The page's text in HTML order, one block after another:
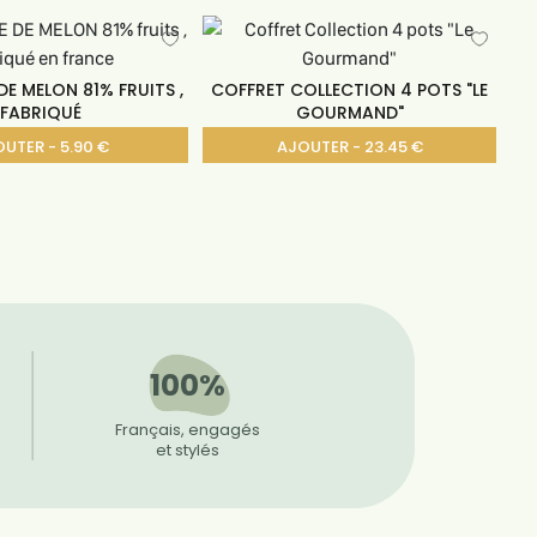
MELON 81% FRUITS ,
FABRIQUÉ
- 5.90 €
COFFRET COLLECTION 4 POTS "LE
GOURMAND"
AJOUTER - 23.45 €
100%
Français, engagés
et stylés